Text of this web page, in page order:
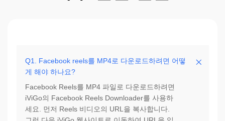
Q1. Facebook reels를 MP4로 다운로드하려면 어떻
게 해야 하나요?
Facebook Reels를 MP4 파일로 다운로드하려면
iViGo의 Facebook Reels Downloader를 사용하
세요. 먼저 Reels 비디오의 URL을 복사합니다.